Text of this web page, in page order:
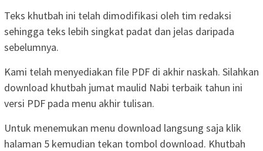
Teks khutbah ini telah dimodifikasi oleh tim redaksi
sehingga teks lebih singkat padat dan jelas daripada
sebelumnya.
Kami telah menyediakan file PDF di akhir naskah. Silahkan
download khutbah jumat maulid Nabi terbaik tahun ini
versi PDF pada menu akhir tulisan.
Untuk menemukan menu download langsung saja klik
halaman 5 kemudian tekan tombol download. Khutbah